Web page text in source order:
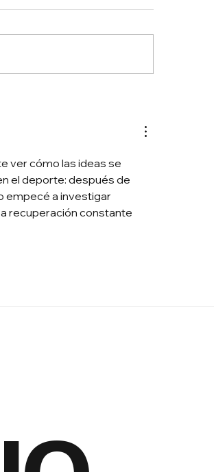
Papel Clave de los
Comerciales
ver cómo las ideas se
el deporte: después de
empecé a investigar
recuperación constante